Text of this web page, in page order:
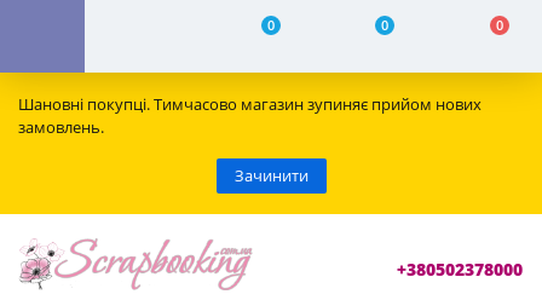
0 0 0
Шановні покупці. Тимчасово магазин зупиняє прийом нових
замовлень.
Зачинити
+380502378000